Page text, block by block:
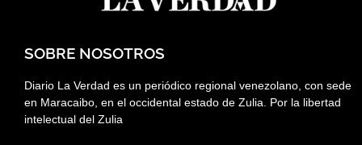
SOBRE NOSOTROS
Diario La Verdad es un periódico regional venezolano, con sede
en Maracaibo, en el occidental estado de Zulia. Por la libertad
intelectual del Zulia